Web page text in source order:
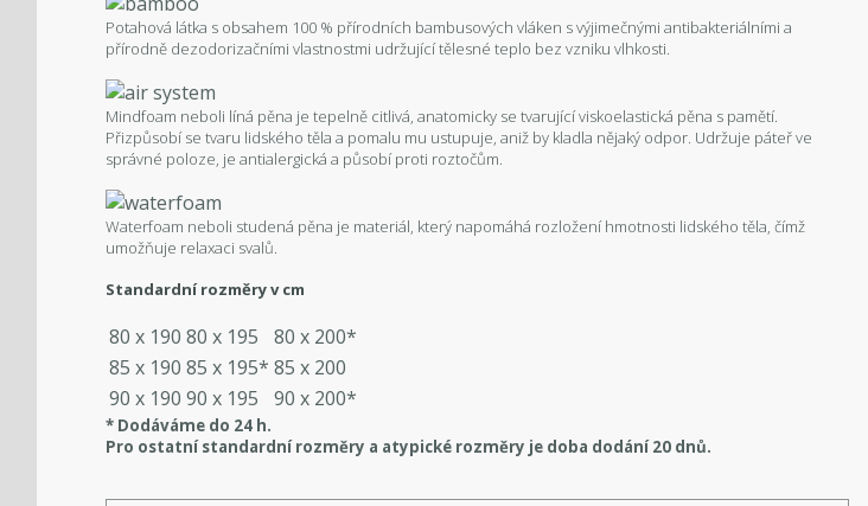
Potahová látka s obsahem 100 % přírodních bambusových vláken s výjimečnými antibakteriálními a
přírodně dezodorizačními vlastnostmi udržující tělesné teplo bez vzniku vlhkosti.
Mindfoam neboli líná pěna je tepelně citlivá, anatomicky se tvarující viskoelastická pěna s pamětí.
Přizpůsobí se tvaru lidského těla a pomalu mu ustupuje, aniž by kladla nějaký odpor. Udržuje páteř ve
správné poloze, je antialergická a působí proti roztočům.
Waterfoam neboli studená pěna je materiál, který napomáhá rozložení hmotnosti lidského těla, čímž
umožňuje relaxaci svalů.
Standardní rozměry v cm
80 x 190 80 x 195
80 x 200*
85 x 190 85 x 195* 85 x 200
90 x 190 90 x 195 90 x 200*
* Dodáváme do 24 h.
Pro ostatní standardní rozměry a atypické rozměry je doba dodání 20 dnů.